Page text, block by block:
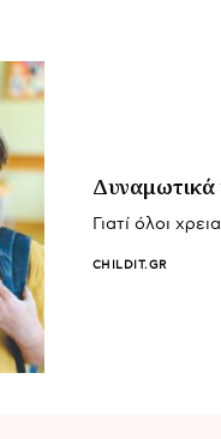
Δυναμωτικά
Γιατί όλοι
CHILDIT.GR